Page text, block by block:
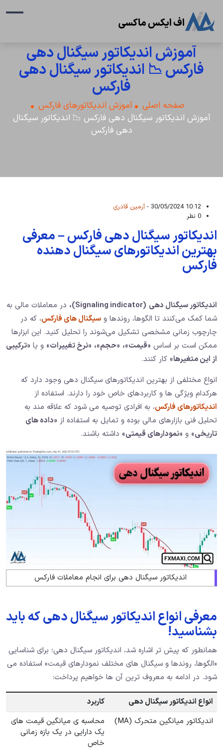
آموزش اندیکاتور سیگنال دهی
فارکس 📉 اندیکاتور سیگنال دهی
فارکس
صفحه اصلی
آموزش اندیکاتورهای فارکس
آموزش اندیکاتور سیگنال دهی فارکس 📉 اندیکاتور سیگنال
دهی فارکس
10:12 30/05/2024 -
آرمین قادری
0 نظر
اندیکاتور سیگنال دهی فارکس – معرفی
بهترین اندیکاتورهای سیگنال دهنده
فارکس
اندیکاتور سیگنال دهی (Signaling indicator) ، در معاملات مالی به
شما کمک می‌کنند تا الگوها، روندها و سیگنال‌ های فارکس، که در
چارچوب زمانی مشخصی تشکیل می‌شوند را تحلیل کنید. این ابزارها
ممکن است بر اساس «قیمت»، «حجم»، «نرخ تغییرات» و یا «ترکیبی
از این متغیرها» کار کنند.
انواع مختلفی از بهترین اندیکاتورهای سیگنال دهی وجود دارد که
هرکدام ویژگی‌ ها و کاربردهای خاص خود را دارند. استفاده از
اندیکاتورهای فارکس، به افرادی توصیه می‌ شود که علاقه‌ مند به
تحلیل فنی بازارهای مالی بوده و تمایل به استفاده از «داده‌ های
تاریخی» و «نمودارهای قیمتی» داشته باشند.
اندیکاتور سیگنال دهی برای انجام معاملات فارکس
معرفی انواع اندیکاتور سیگنال دهی که باید
بشناسید!
همانطور که پیش تر اشاره شد، اندیکاتور سیگنال دهی؛ برای شناسایی
«الگوها، روندها و سیگنال های مختلف نمودارهای قیمت» استفاده می
شود. در ادامه به معروف‌ ترین آن ها خواهیم پرداخت:
انواع اندیکاتور سیگنال دهی
کاربرد
اندیکاتور میانگین متحرک (MA)
محاسبه ی میانگین قیمت‌ های
یک دارایی در یک بازه زمانی
خاص